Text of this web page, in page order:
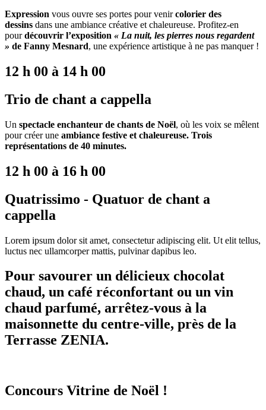
Expression vous ouvre ses portes pour venircolorier des
dessins dans une ambiance créative et chaleureuse. Profitez-en
pourdécouvrir l’exposition « La nuit, les pierres nous regardent
» de Fanny Mesnard, une expérience artistique à ne pas manquer !
12 h 00 à 14 h 00
Trio de chant a cappella
Un spectacle enchanteur de chants de Noël, où les voix se mêlent
pour créer une ambiance festive et chaleureuse. Trois
représentations de 40 minutes.
12 h 00 à 16 h 00
Quatrissimo - Quatuor de chant a
cappella
Lorem ipsum dolor sit amet, consectetur adipiscing elit. Ut elit tellus,
luctus nec ullamcorper mattis, pulvinar dapibus leo.
Pour savourer un délicieux chocolat
chaud, un café réconfortant ou un vin
chaud parfumé, arrêtez-vous à la
maisonnette du centre-ville, près de la
Terrasse ZENIA.
Concours Vitrine de Noël !